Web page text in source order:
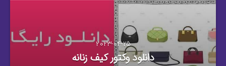
2023-04-25
دانلود وکتور کیف زنانه